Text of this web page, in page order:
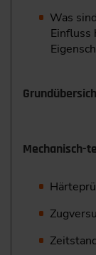
Was
Einfluss
Mechanisch-